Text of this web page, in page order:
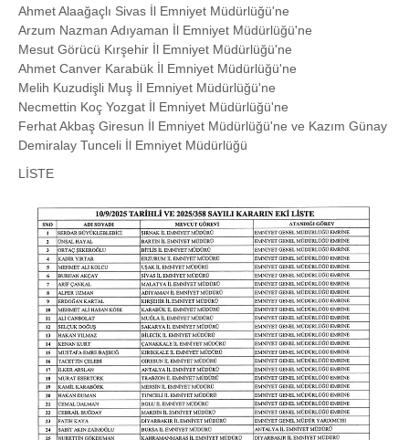
Ahmet Alaağaçlı Sivas İl Emniyet Müdürlüğü'ne
Arzum Nazman Adıyaman İl Emniyet Müdürlüğü'ne
Mesut Görücü Kırşehir İl Emniyet Müdürlüğü'ne
Ahmet Canver Karabük İl Emniyet Müdürlüğü'ne
Melih Kuzudişli Muş İl Emniyet Müdürlüğü'ne
Necmettin Koç Yozgat İl Emniyet Müdürlüğü'ne
Ferhat Akbaş Giresun İl Emniyet Müdürlüğü'ne ve Kazım Günay
Demiralay Tunceli İl Emniyet Müdürlüğü
LİSTE